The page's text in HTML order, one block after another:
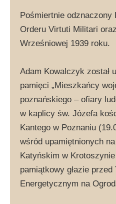
Pośmiertnie odznaczony
Orderu Virtuti Militari
Wrześniowej 1939 roku.
Adam Kowalczyk został
pamięci „Mieszkańcy
poznańskiego – ofiary
w kaplicy św. Józefa
Kantego w Poznaniu
wśród upamiętnionych
Katyńskim w
pamiątkowy głazie przed
Energetycznym na